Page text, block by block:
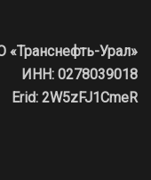
«Транснефть-Урал»
ИНН: 0278039018
Erid: 2W5zFJ1CmeR